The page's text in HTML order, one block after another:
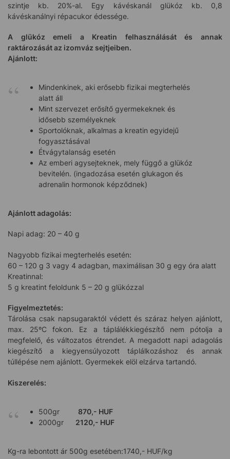
szintje kb. 20%-al. Egy kávéskanál glükóz kb. 0,8
kávéskanálnyi répacukor édessége.
A glükóz emeli a Kreatin felhasználását és annak
raktározását az izomváz sejtjeiben.
Ajánlott:
Mindenkinek, aki erősebb fizikai megterhelés
alatt áll
Mint szervezet erősítő gyermekeknek és
idősebb személyeknek
Sportolóknak, alkalmas a kreatin egyidejű
fogyasztásával
Étvágytalanság esetén
Az emberi agysejteknek, mely függő a glükóz
bevitelén. (ingadozása esetén glukagon és
adrenalin hormonok képződnek)
Ajánlott adagolás:
Napi adag: 20 – 40 g
Nagyobb fizikai megterhelés esetén:
60 – 120 g 3 vagy 4 adagban, maximálisan 30 g egy óra alatt
Kreatinnal:
5 g kreatint feloldunk 5 – 20 g glükózzal
Figyelmeztetés:
Tárolása csak napsugaraktól védett és száraz helyen ajánlott,
max. 25ºC fokon. Ez a táplálékkiegészítő nem pótolja a
megfelelő, és változatos étrendet. A megadott napi adagolás
kiegészítő a kiegyensúlyozott táplálkozáshoz és annak
túllépése nem ajánlott. Gyermekek elöl elzárva tartandó.
Kiszerelés:
500gr 870,- HUF
2000gr
2120,- HUF
Kg-ra lebontott ár 500g esetében:1740,- HUF/kg